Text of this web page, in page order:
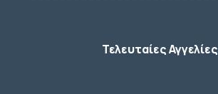
Τελευταίες Αγγελίες